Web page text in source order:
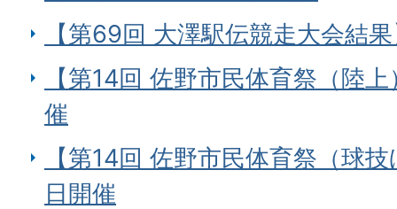
【第69回 大澤駅伝競走大会結
【第14回 佐野市民体育祭（陸
催
【第14回 佐野市民体育祭（球
日開催